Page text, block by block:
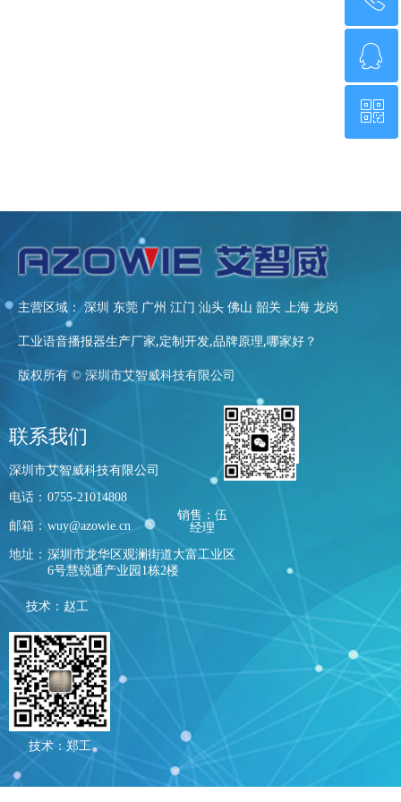
电话： 0755-21014808
邮箱： wuy@azowie.cn
地址： 深圳市龙华区观澜街道大富工业区
6号慧锐通产业园1栋2楼
联系我们
深圳市艾智威科技有限公司
销售：伍
经理
版权所有 © 深圳市艾智威科技有限公司
主营区域： 深圳 东莞 广州 江门 汕头 佛山 韶关 上海 龙岗
工业语音播报器生产厂家,定制开发,品牌原理,哪家好？
技术：赵工
技术：郑工
0755-21014808
ꁗ
QQ客服
ꀥ